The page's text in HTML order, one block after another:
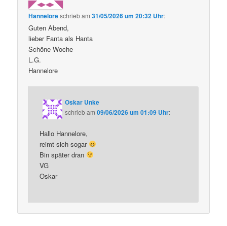
Hanneloreschriebam31/05/2026 um 20:32 Uhr:
Guten Abend,
lieber Fanta als Hanta
Schöne Woche
L.G.
Hannelore
Oskar Unke
schriebam09/06/2026 um 01:09 Uhr:
Hallo Hannelore,
reimt sich sogar
Bin später dran
VG
Oskar